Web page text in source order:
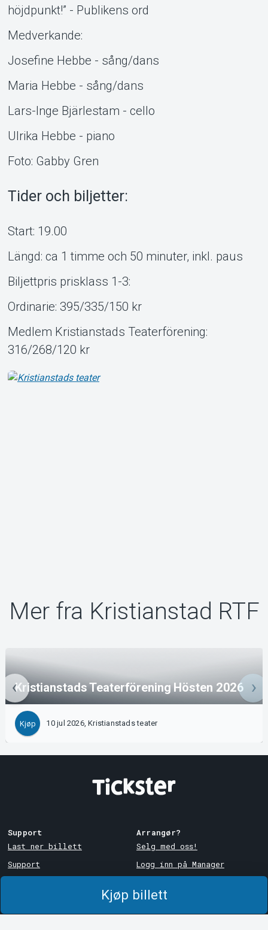
Kjøp billett
höjdpunkt!” - Publikens ord
Medverkande:
Josefine Hebbe - sång/dans
Maria Hebbe - sång/dans
Lars-Inge Bjärlestam - cello
Ulrika Hebbe - piano
Foto: Gabby Gren
Tider och biljetter:
Start: 19.00
Längd: ca 1 timme och 50 minuter, inkl. paus
Biljettpris prisklass 1-3:
Ordinarie: 395/335/150 kr
Medlem Kristianstads Teaterförening:
316/268/120 kr
Mer fra Kristianstad RTF
Kristianstads Teaterförening Hösten 2026
Kjøp 10 jul 2026, Kristianstads teater
Support
Last ner billett
Support
Arrangør?
Selg med oss!
Logg inn på Manager